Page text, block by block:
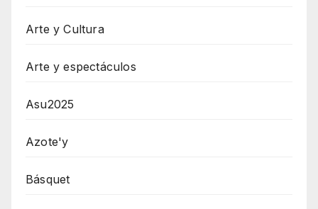
Arte y Cultura
Arte y espectáculos
Asu2025
Azote'y
Básquet